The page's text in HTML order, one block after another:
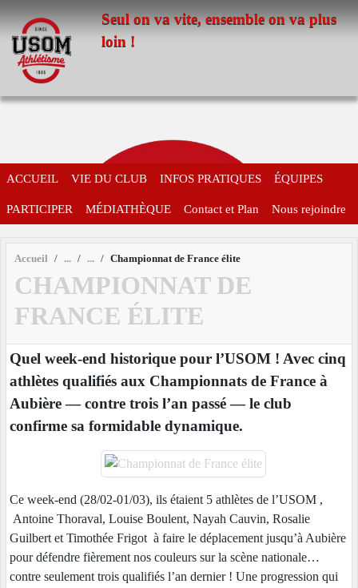
Seul on va vite, ensemble on va plus
loin !
ACCUEIL VIE DU CLUB INFOS PRATIQUES ÉQUIPES
PARTICIPER MÉDIATHÈQUE Contact et Plan Nous rejoindre
Accueil Championnat de France élite
CHAMPIONNAT DE
FRANCE ÉLITE
Quel week-end historique pour l’USOM ! Avec cinq
athlètes qualifiés aux Championnats de France à
Aubière — contre trois l’an passé — le club
confirme sa formidable dynamique.
Ce week-end (28/02-01/03), ils étaient 5 athlètes de l’USOM ,
Antoine Thoraval, Louise Boulent, Nayah Cauvin, Rosalie
Guilbert et Timothée Frigot à faire le déplacement jusqu’à Aubière
pour défendre fièrement nos couleurs sur la scène nationale…
contre seulement trois qualifiés l’an dernier ! Une progression qui